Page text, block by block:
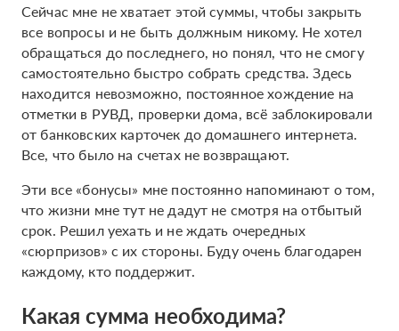
Сейчас мне не хватает этой суммы, чтобы закрыть
все вопросы и не быть должным никому. Не хотел
обращаться до последнего, но понял, что не смогу
самостоятельно быстро собрать средства. Здесь
находится невозможно, постоянное хождение на
отметки в РУВД, проверки дома, всё заблокировали
от банковских карточек до домашнего интернета.
Все, что было на счетах не возвращают.
Эти все «бонусы» мне постоянно напоминают о том,
что жизни мне тут не дадут не смотря на отбытый
срок. Решил уехать и не ждать очередных
«сюрпризов» с их стороны. Буду очень благодарен
каждому, кто поддержит.
Какая сумма необходима?